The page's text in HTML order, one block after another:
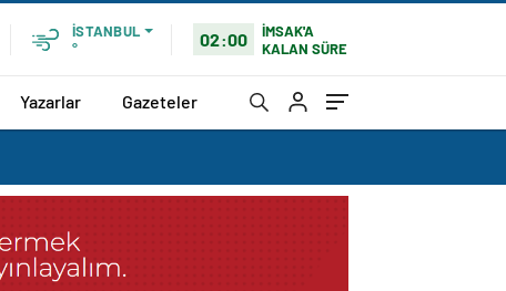
İSTANBUL
°
02:00
İMSAK'A
KALAN SÜRE
Yazarlar Gazeteler